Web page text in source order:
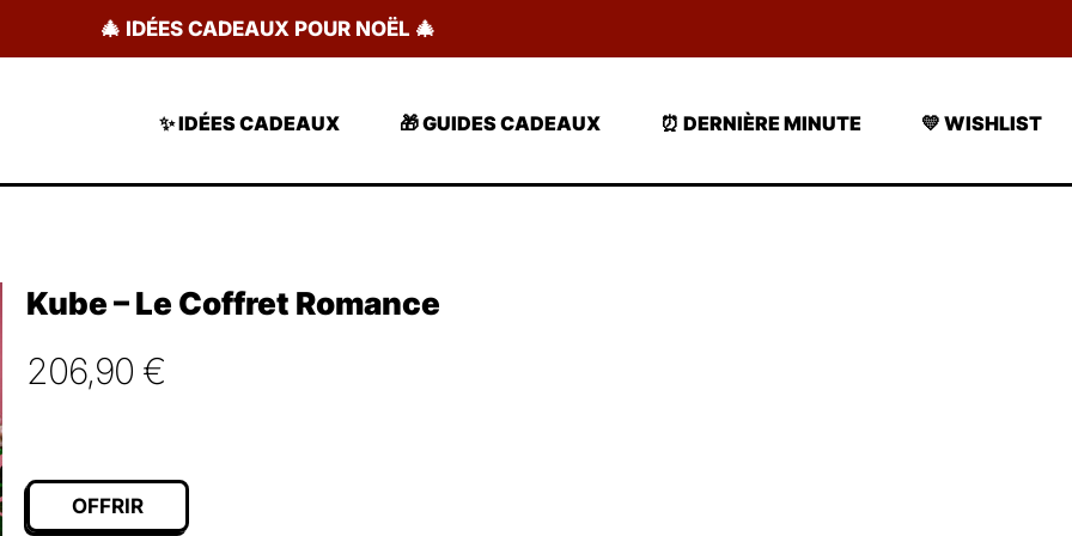
🎄 IDÉES CADEAUX POUR NOËL 🎄
✨ IDÉES CADEAUX 🎁 GUIDES CADEAUX ⏰ DERNIÈRE MINUTE 💛 WISHLIST
Kube – Le Coffret Romance
206,90 €
OFFRIR